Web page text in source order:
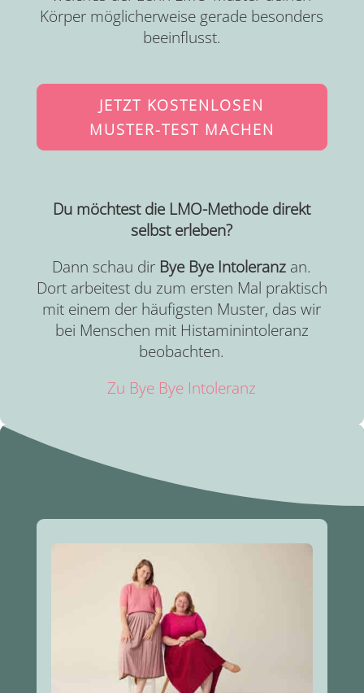
Körper möglicherweise gerade besonders
beeinflusst.
JETZT KOSTENLOSEN
MUSTER-TEST MACHEN
Du möchtest die LMO-Methode direkt
selbst erleben?
Dann schau dir Bye Bye Intoleranz an.
Dort arbeitest du zum ersten Mal praktisch
mit einem der häufigsten Muster, das wir
bei Menschen mit Histaminintoleranz
beobachten.
Zu Bye Bye Intoleranz